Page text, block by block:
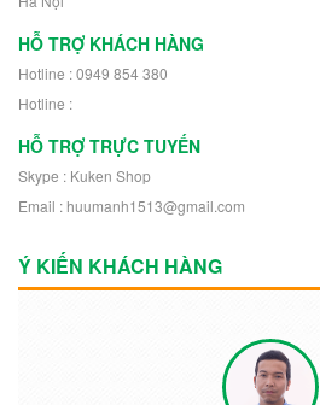
HỖ TRỢ KHÁCH HÀNG
Hotline : 0949 854 380
Hotline :
HỖ TRỢ TRỰC TUYẾN
Skype : Kuken Shop
Email : huumanh1513@gmail.com
Ý KIẾN KHÁCH HÀNG